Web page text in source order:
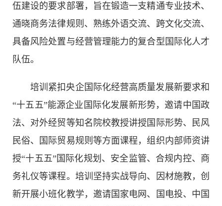
伍建设的要求部署，旨在锻造一支精通专业技术、
通晓商务法律规则、熟练外语交流、跨文化交流、
具备风险处置与经营管理能力的复合型国际化人才
队伍。
培训紧扣央企国际化经营高质量发展新要求和
“十五五”能源企业国际化发展新形势，邀请中国政
法、对外经贸等知名院校教授讲授国际形势、民风
民俗、国际贸易规则等方面课程，组织内部师资讲
授“十五五”国际化规划、安全监管、合规内控、商
务礼仪等课程。培训坚持实战导向、因材施教，创
新开展小班化教学，邀请国家电网、国电投、中国